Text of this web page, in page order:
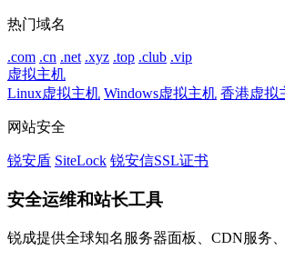
热门域名
.com .cn .net .xyz .top .club .vip
虚拟主机
Linux虚拟主机 Windows虚拟主机 香港虚拟
网站安全
锐安盾 SiteLock 锐安信SSL证书
安全运维和站长工具
锐成提供全球知名服务器面板、CDN服务